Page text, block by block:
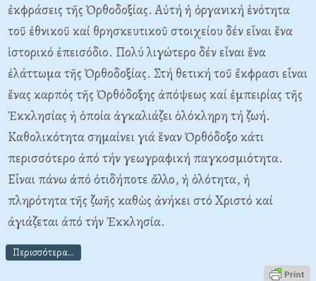
ἐκφράσεις τῆς Ὀρθοδοξίας. Αὐτή ἡ ὀργανική ἑνότητα
τοῦ ἐθνικοῦ καί θρησκευτικοῦ στοιχείου δέν εἶναι ἕνα
ἱστορικό ἐπεισόδιο. Πολύ λιγώτερο δέν εἶναι ἕνα
ἐλάττωμα τῆς Ὀρθοδοξίας. Στή θετική τοῦ ἔκφρασι εἶναι
ἕνας καρπός τῆς Ὀρθόδοξης ἀπόψεως καί ἐμπειρίας τῆς
Ἐκκλησίας ἡ ὁποία ἀγκαλιάζει ὁλόκληρη τή ζωή.
Καθολικότητα σημαίνει γιά ἕναν Ὀρθόδοξο κάτι
περισσότερο ἀπό τήν γεωγραφική παγκοσμιότητα.
Εἶναι πάνω ἀπό ὀτιδήποτε ἄλλο, ἡ ὁλότητα, ἡ
πληρότητα τῆς ζωῆς καθὼς ἀνήκει στό Χριστό καί
ἀγιάζεται ἀπό τήν Ἐκκλησία.
Περισσότερα...